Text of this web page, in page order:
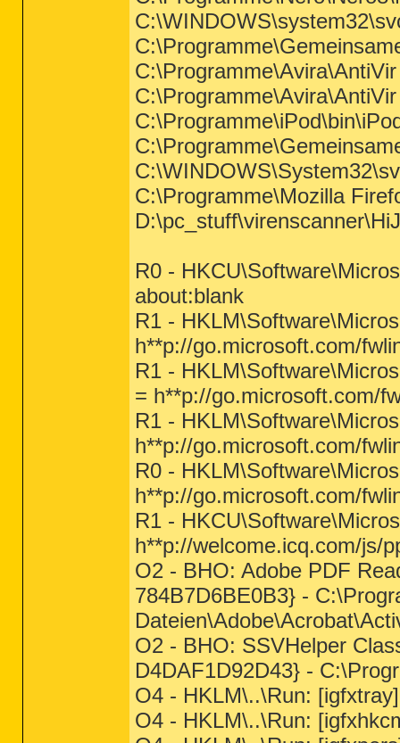
C:\Programme\Mozilla
R0 -
about:blank
R1 -
h**p://go.microsoft.com/
R1 -
= h**p://go.microsoft.com/
R1 -
h**p://go.microsoft.com/
R0 -
h**p://go.microsoft.com/
R1 -
h**p://welcome.icq.com/js/
O2 - BHO: Adobe PDF
784B7D6BE0B3} -
O2 - BHO: SSVHelper
D4DAF1D92D43} -
O4 - HKLM\..\Run:
O4 - HKLM\..\Run: